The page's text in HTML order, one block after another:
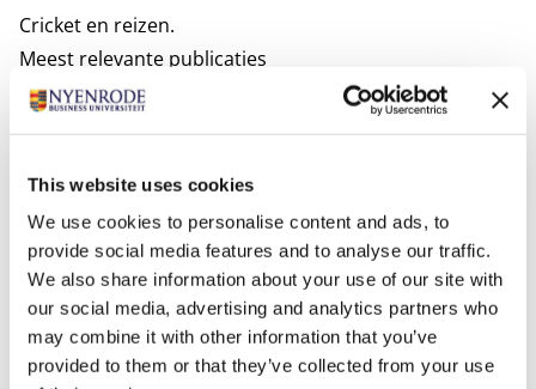
This website uses cookies
We use cookies to personalise content and ads, to
provide social media features and to analyse our traffic.
We also share information about your use of our site with
our social media, advertising and analytics partners who
may combine it with other information that you’ve
provided to them or that they’ve collected from your use
Cricket en reizen.
Meest relevante publicaties
Van Helvert-Beugels, J., Nordqvist, M., Flören, R.H.
International Small Business Journal
Berent-Braun, M.M., Flören, R.H., den Ouden, M.M.C.M.,
(2018), “Being Able and Willing to Innovate: A Study of
Family Firm Identity and New Product Output among
Dutch Private Businesses”,International Review of
Entrepreneurship, 16 (2), p. yet unknown.